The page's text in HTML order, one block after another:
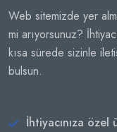
Web sitemizde yer
mi arıyorsunuz?
kısa sürede sizinle
bulsun.
İhtiyacınıza özel